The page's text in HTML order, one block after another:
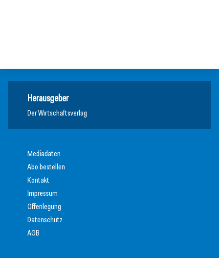
Herausgeber
Der Wirtschaftsverlag
Mediadaten
Abo bestellen
Kontakt
Impressum
Offenlegung
Datenschutz
AGB